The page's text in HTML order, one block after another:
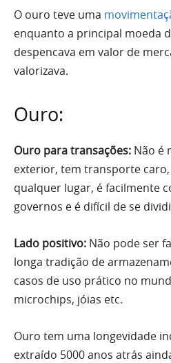
O ouro teve uma
enquanto a principal moeda
despencava em valor de
valorizava.
Ouro:
Ouro para transações: Não é
exterior, tem transporte
qualquer lugar, é facilmente
governos e é difícil de se
Lado positivo: Não pode ser
longa tradição de
casos de uso prático no
microchips, jóias etc.
Ouro tem uma longevidade
extraído 5000 anos atrás